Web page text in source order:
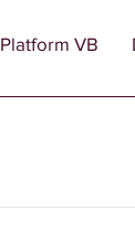
Platform VB